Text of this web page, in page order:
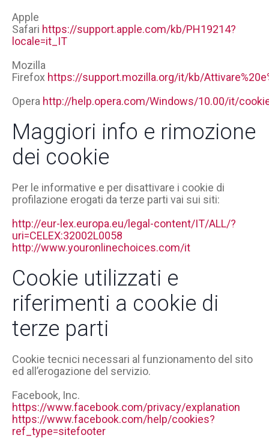
Apple
Safari https://support.apple.com/kb/PH19214?
locale=it_IT
Mozilla
Firefox https://support.mozilla.org/it/kb/
Opera http://help.opera.com/Windows/10.00/it/
Maggiori info e rimozione
dei cookie
Per le informative e per disattivare i cookie di
profilazione erogati da terze parti vai sui siti:
http://eur-lex.europa.eu/legal-content/IT/ALL/?
uri=CELEX:32002L0058
http://www.youronlinechoices.com/it
Cookie utilizzati e
riferimenti a cookie di
terze parti
Cookie tecnici necessari al funzionamento del sito
ed all’erogazione del servizio.
Facebook, Inc.
https://www.facebook.com/privacy/explanation
https://www.facebook.com/help/cookies?
ref_type=sitefooter